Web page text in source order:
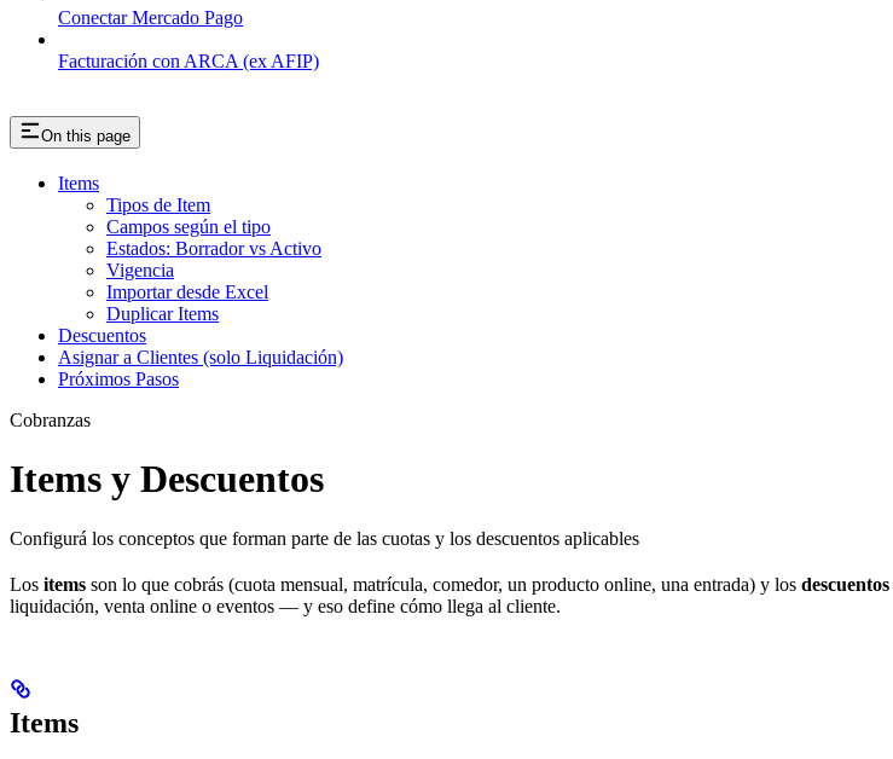
Conectar Mercado Pago
Facturación con ARCA (ex AFIP)
On this page
Items
Tipos de Item
Campos según el tipo
Estados: Borrador vs Activo
Vigencia
Importar desde Excel
Duplicar Items
Descuentos
Asignar a Clientes (solo Liquidación)
Próximos Pasos
Cobranzas
Items y Descuentos
Configurá los conceptos que forman parte de las cuotas y los descuentos aplicables
Los items son lo que cobrás (cuota mensual, matrícula, comedor, un producto online, una entrada) y los descuentos
liquidación, venta online o eventos — y eso define cómo llega al cliente.
Items